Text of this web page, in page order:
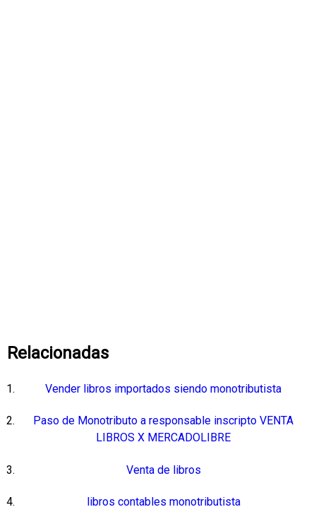
Relacionadas
Vender libros importados siendo monotributista
Paso de Monotributo a responsable inscripto VENTA
LIBROS X MERCADOLIBRE
Venta de libros
libros contables monotributista